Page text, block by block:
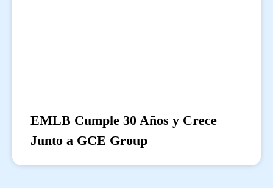
EMLB Cumple 30 Años y Crece
Junto a GCE Group